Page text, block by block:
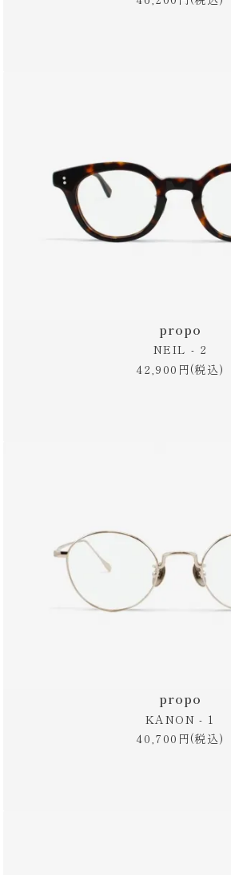
propo
NEIL - 2
42,900円(税込)
propo
KANON - 1
40,700円(税込)